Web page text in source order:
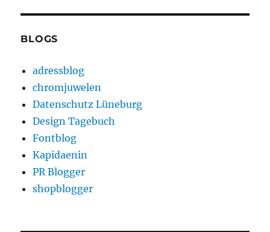
BLOGS
adressblog
chromjuwelen
Datenschutz Lüneburg
Design Tagebuch
Fontblog
Kapidaenin
PR Blogger
shopblogger